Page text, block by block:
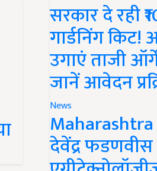
सरकार दे रही
गार्डनिंग
उगाएं ताजी
जानें आवेदन
News
देवेंद्र फडणवीस